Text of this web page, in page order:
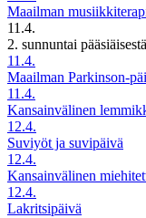
Maailman
11.4.
2. sunnuntai pääsiäisestä
11.4.
Maailman Parkinson-
11.4.
Kansainvälinen
12.4.
Suviyöt ja suvipäivä
12.4.
Kansainvälinen
12.4.
Lakritsipäivä